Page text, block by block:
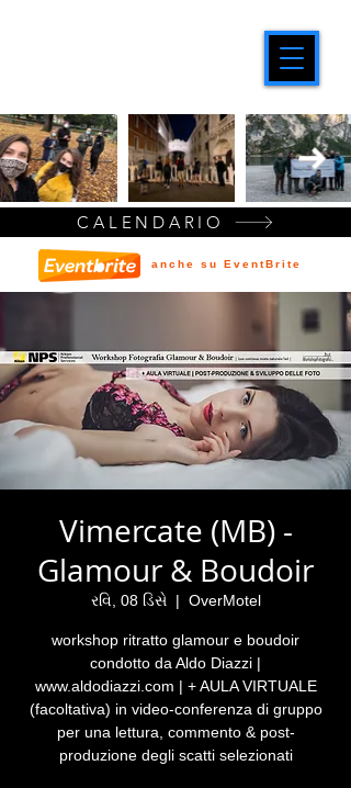
Vimercate (MB) -
Glamour & Boudoir
રવિ, 08 ડિસે
  |
OverMotel
workshop ritratto glamour e boudoir
condotto da Aldo Diazzi |
www.aldodiazzi.com | + AULA VIRTUALE
(facoltativa) in video-conferenza di gruppo
per una lettura, commento & post-
produzione degli scatti selezionati
CALENDARIO
anche su EventBrite